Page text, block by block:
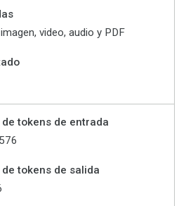
video, audio y PDF
de tokens de entrada
de tokens de salida